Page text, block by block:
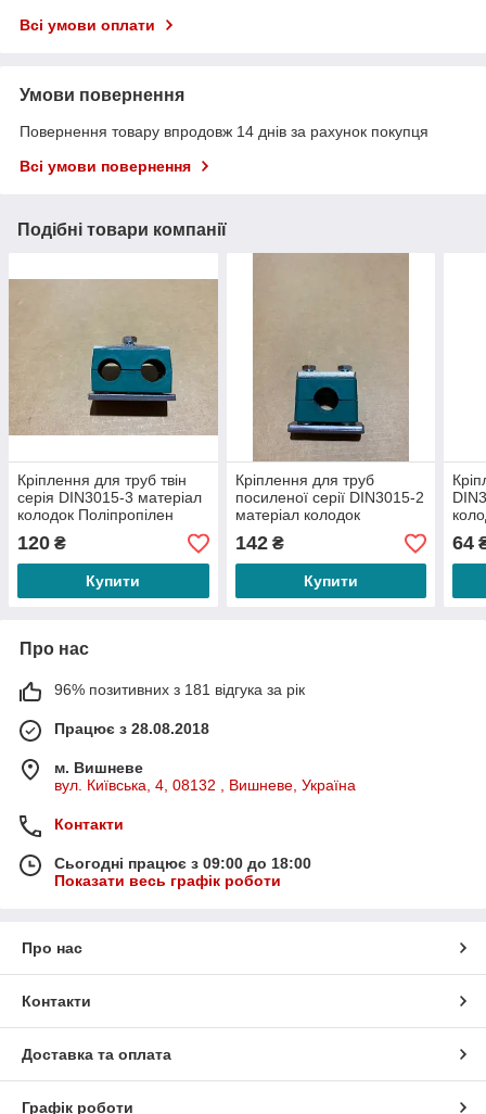
Всі умови оплати
Умови повернення
Повернення товару впродовж 14 днів за рахунок покупця
Всі умови повернення
Подібні товари компанії
Кріплення для труб твін
серія DIN3015-3 матеріал
колодок Поліпропілен
120 ₴
Купити
Кріплення для труб
посиленої серії DIN3015-2
матеріал колодок
Поліпропілен
142₴
Купити
64
Про нас
96% позитивних з 181 відгука за рік
Працює з 28.08.2018
м. Вишневе
вул. Київська, 4, 08132 , Вишневе, Україна
Контакти
Сьогодні працює з 09:00 до 18:00
Показати весь графік роботи
Про нас
Контакти
Доставка та оплата
Графік роботи